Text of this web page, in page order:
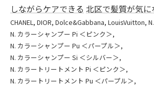
しながらケアできる 北区で髪質が気に
CHANEL DIOR Dolce&Gabbana LouisVuitton N.
N. カラーシャンプー Pi ＜ピンク＞
N. カラーシャンプー Pu ＜パープル＞
N. カラーシャンプー Si ＜シルバー＞
N. カラートリートメント Pi ＜ピンク＞
N. カラートリートメント Pu ＜パープル＞